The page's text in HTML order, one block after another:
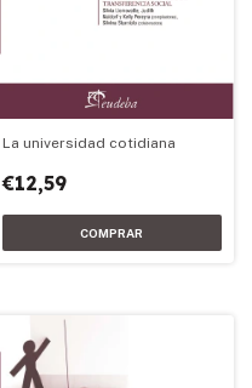
La universidad cotidiana
€12,59